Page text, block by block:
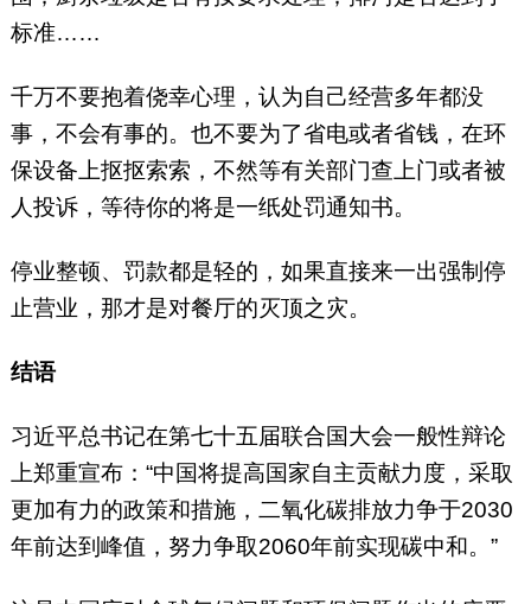
标准……
千万不要抱着侥幸心理，认为自己经营多年都没
事，不会有事的。也不要为了省电或者省钱，在环
保设备上抠抠索索，不然等有关部门查上门或者被
人投诉，等待你的将是一纸处罚通知书。
停业整顿、罚款都是轻的，如果直接来一出强制停
止营业，那才是对餐厅的灭顶之灾。
结语
习近平总书记在第七十五届联合国大会一般性辩论
上郑重宣布：“中国将提高国家自主贡献力度，采取
更加有力的政策和措施，二氧化碳排放力争于2030
年前达到峰值，努力争取2060年前实现碳中和。”